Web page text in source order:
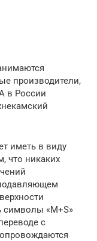
производители,
в России
иметь в виду
что никаких
символы «M+S»
с